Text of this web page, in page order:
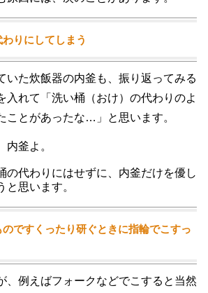
りにしてしまう
いた炊飯器の内釜も、振り返ってみる
入れて「洗い桶（おけ）の代わりのよ
ことがあったな…」と思います。
内釜よ。
の代わりにはせずに、内釜だけを優し
と思います。
ですくったり研ぐときに指輪でこすっ
、例えばフォークなどでこすると当然